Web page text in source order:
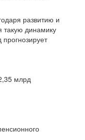
развитию и
такую динамику
млрд